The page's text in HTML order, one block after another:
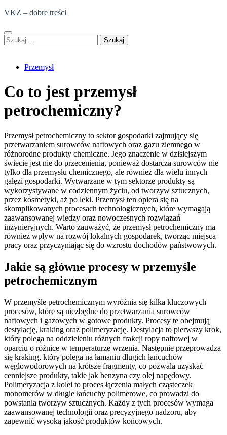
Skip
content
VKZ – dobre treści
Szukaj:
Przemysł
Co to jest przemysł
petrochemiczny?
Przemysł petrochemiczny to sektor gospodarki zajmujący się
przetwarzaniem surowców naftowych oraz gazu ziemnego w
różnorodne produkty chemiczne. Jego znaczenie w dzisiejszym
świecie jest nie do przecenienia, ponieważ dostarcza surowców nie
tylko dla przemysłu chemicznego, ale również dla wielu innych
gałęzi gospodarki. Wytwarzane w tym sektorze produkty są
wykorzystywane w codziennym życiu, od tworzyw sztucznych,
przez kosmetyki, aż po leki. Przemysł ten opiera się na
skomplikowanych procesach technologicznych, które wymagają
zaawansowanej wiedzy oraz nowoczesnych rozwiązań
inżynieryjnych. Warto zauważyć, że przemysł petrochemiczny ma
również wpływ na rozwój lokalnych gospodarek, tworząc miejsca
pracy oraz przyczyniając się do wzrostu dochodów państwowych.
Jakie są główne procesy w przemyśle
petrochemicznym
W przemyśle petrochemicznym wyróżnia się kilka kluczowych
procesów, które są niezbędne do przetwarzania surowców
naftowych i gazowych w gotowe produkty. Procesy te obejmują
destylację, kraking oraz polimeryzację. Destylacja to pierwszy krok,
który polega na oddzieleniu różnych frakcji ropy naftowej w
oparciu o różnice w temperaturze wrzenia. Następnie przeprowadza
się kraking, który polega na łamaniu długich łańcuchów
węglowodorowych na krótsze fragmenty, co pozwala uzyskać
cenniejsze produkty, takie jak benzyna czy olej napędowy.
Polimeryzacja z kolei to proces łączenia małych cząsteczek
monomerów w długie łańcuchy polimerowe, co prowadzi do
powstania tworzyw sztucznych. Każdy z tych procesów wymaga
zaawansowanej technologii oraz precyzyjnego nadzoru, aby
zapewnić wysoką jakość produktów końcowych.